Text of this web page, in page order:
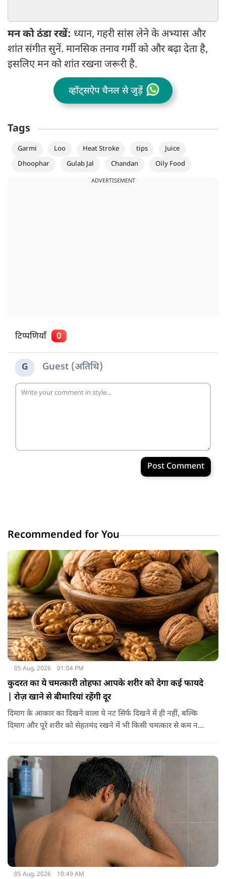
मन को ठंडा रखें: ध्यान, गहरी सांस लेने के अभ्यास और
शांत संगीत सुनें. मानसिक तनाव गर्मी को और बढ़ा देता है,
इसलिए मन को शांत रखना जरूरी है.
व्हॉट्सऐप चैनल से जुड़ें
Tags
Garmi Loo Heat Stroke tips
Juice
Dhoophar
Gulab Jal Chandan Oily Food
ADVERTISEMENT
टिप्पणियाँ 0
G Guest (अतिथि)
Post Comment
Recommended for You
05 Aug, 2026 01:04 PM
कुदरत का ये चमत्कारी तोहफा आपके शरीर को देगा कई फायदे
| रोज़ खाने से बीमारियां रहेंगी दूर
दिमाग के आकार का दिखने वाला ये नट सिर्फ दिखने में ही नहीं, बल्कि
दिमाग और पूरे शरीर को सेहतमंद रखने में भी किसी चमत्कार से कम नहीं
मिनरल्स जो सेहत के लिए वरदान साबित होते हैं। आइए विस्तार से जानते
हैं कि अखरोट खाना सेहत के लिए क्यों है ज़रूरी।
05 Aug, 2026 10:49 AM